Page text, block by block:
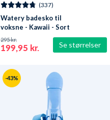
Se størrelser
(337)
Watery badesko til
voksne - Kawaii - Sort
199,95 kr.
295 kr.
-43%